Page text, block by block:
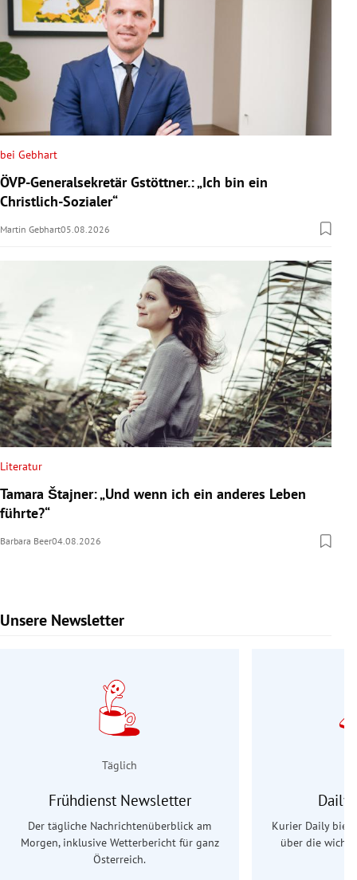
bei Gebhart
ÖVP-Generalsekretär Gstöttner.: „Ich bin ein
Christlich-Sozialer“
Martin Gebhart05.08.2026
Literatur
Tamara Štajner: „Und wenn ich ein anderes Leben
führte?“
Barbara Beer04.08.2026
Unsere Newsletter
Slide 1 von 9
Täglich
Frühdienst Newsletter
Der tägliche Nachrichtenüberblick am
Morgen, inklusive Wetterbericht für ganz
Österreich.
Daily
Kurier Daily
über die